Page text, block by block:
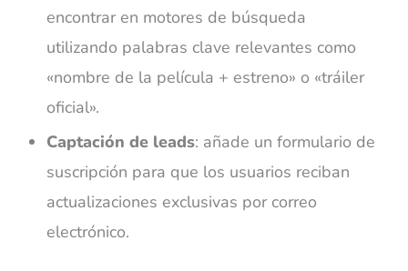
encontrar en motores de búsqueda
utilizando palabras clave relevantes como
«nombre de la película + estreno» o «tráiler
oficial».
Captación de leads: añade un formulario de
suscripción para que los usuarios reciban
actualizaciones exclusivas por correo
electrónico.